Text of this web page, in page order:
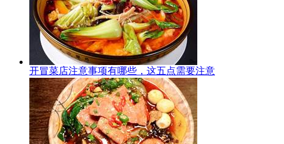
开冒菜店注意事项有哪些，这五点需要注意